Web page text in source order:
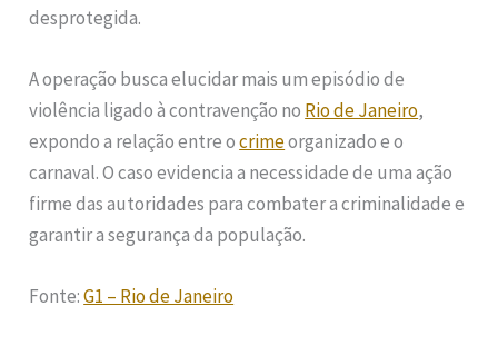
desprotegida.
A operação busca elucidar mais um episódio de
violência ligado à contravenção no Rio de Janeiro,
expondo a relação entre ocrimeorganizado e o
carnaval. O caso evidencia a necessidade de uma ação
firme das autoridades para combater a criminalidade e
garantir a segurança da população.
Fonte:G1 – Rio de Janeiro